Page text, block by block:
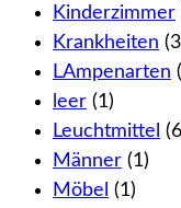
Kinderzimmer
Krankheiten
LAmpenarten
leer (1)
Leuchtmittel
Männer (1)
Möbel (1)